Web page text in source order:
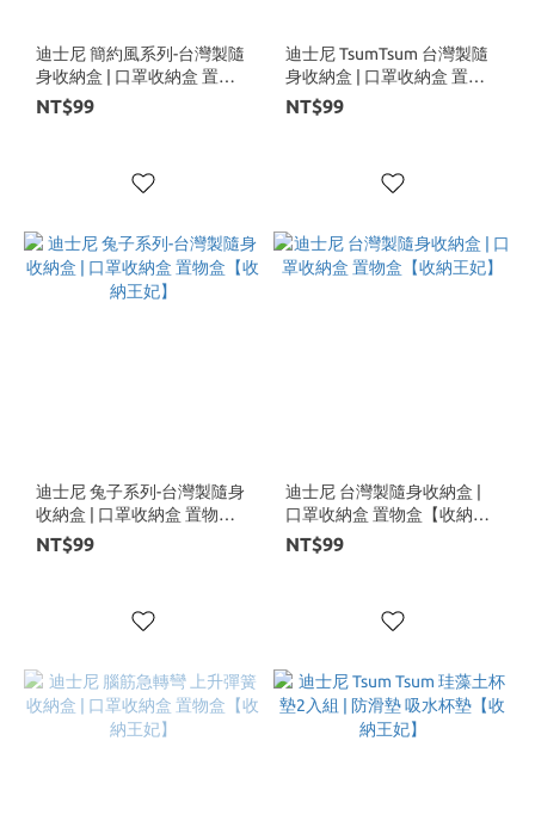
迪士尼 簡約風系列-台灣製隨
身收納盒 | 口罩收納盒 置物
盒【收納王妃】
NT$99
迪士尼 TsumTsum 台灣製隨
身收納盒 | 口罩收納盒 置物
盒【收納王妃】
NT$99
迪士尼 兔子系列-台灣製隨身
收納盒 | 口罩收納盒 置物盒
【收納王妃】
NT$99
迪士尼 台灣製隨身收納盒 |
口罩收納盒 置物盒【收納王
妃】
NT$99